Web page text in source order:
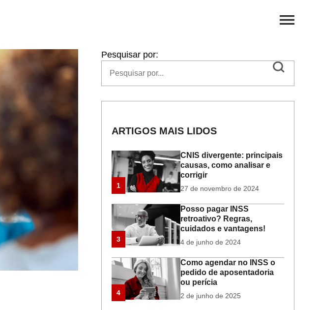
Pesquisar por:
ARTIGOS MAIS LIDOS
1
CNIS divergente: principais
causas, como analisar e
corrigir
27 de novembro de 2024
3
Posso pagar INSS
retroativo? Regras,
cuidados e vantagens!
4 de junho de 2024
4
Como agendar no INSS o
pedido de aposentadoria
ou perícia
2 de junho de 2025